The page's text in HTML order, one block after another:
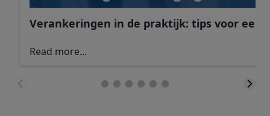
Verankeringen in de praktijk: tips voor een
Read more...